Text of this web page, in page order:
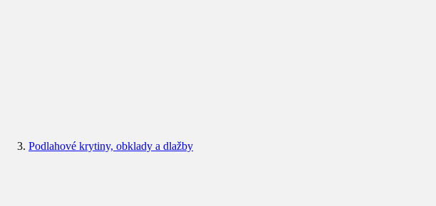
Podlahové krytiny, obklady a dlažby